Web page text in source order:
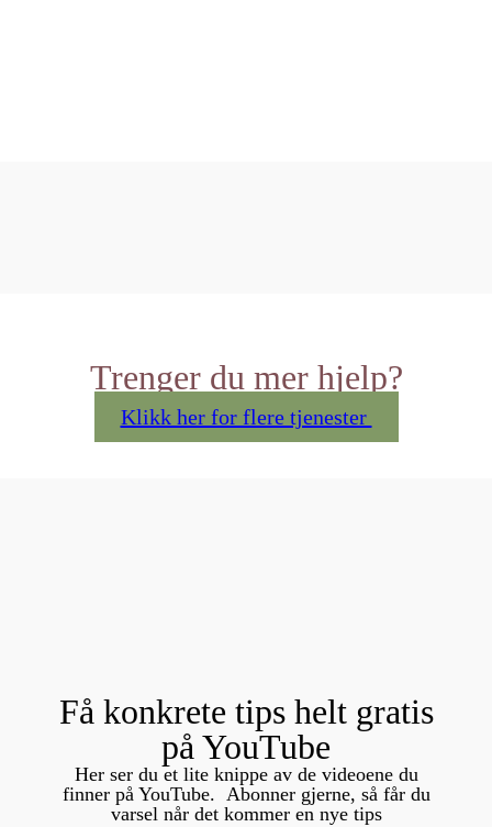
Trenger du mer hjelp?
Klikk her for flere tjenester
Få konkrete tips helt gratis
på YouTube
Her ser du et lite knippe av de videoene du
finner på YouTube. Abonner gjerne, så får du
varsel når det kommer en nye tips